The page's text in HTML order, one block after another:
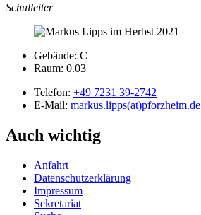
Schulleiter
Gebäude: C
Raum: 0.03
Telefon: +49 7231 39-2742
E-Mail: markus.lipps(at)pforzheim.de
Auch wichtig
Anfahrt
Datenschutzerklärung
Impressum
Sekretariat